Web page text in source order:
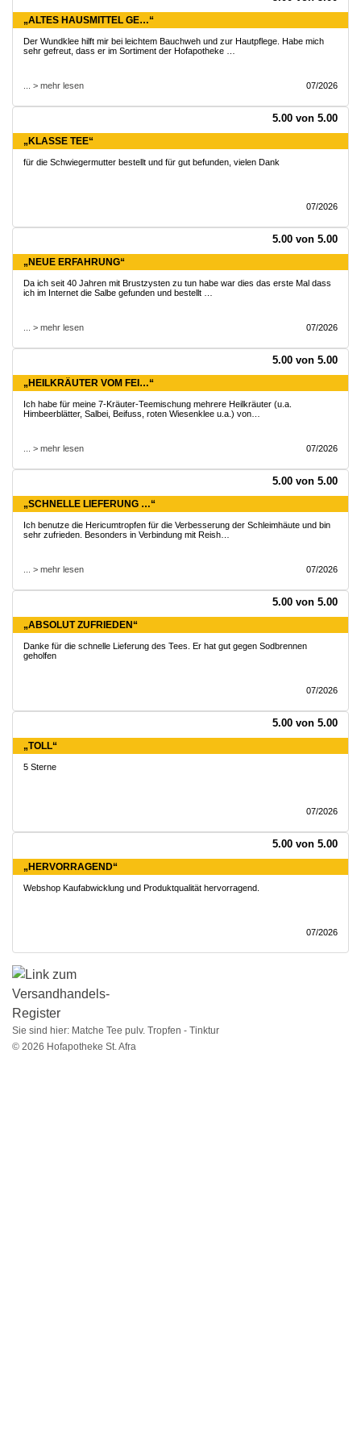
„ALTES HAUSMITTEL GE…“
Der Wundklee hilft mir bei leichtem Bauchweh und zur Hautpflege. Habe mich
sehr gefreut, dass er im Sortiment der Hofapotheke …
... > mehr lesen 07/2026
5.00 von 5.00
„KLASSE TEE“
für die Schwiegermutter bestellt und für gut befunden, vielen Dank
07/2026
5.00 von 5.00
„NEUE ERFAHRUNG“
Da ich seit 40 Jahren mit Brustzysten zu tun habe war dies das erste Mal dass
ich im Internet die Salbe gefunden und bestellt …
... > mehr lesen 07/2026
5.00 von 5.00
„HEILKRÄUTER VOM FEI…“
Ich habe für meine 7-Kräuter-Teemischung mehrere Heilkräuter (u.a.
Himbeerblätter, Salbei, Beifuss, roten Wiesenklee u.a.) von…
... > mehr lesen 07/2026
5.00 von 5.00
„SCHNELLE LIEFERUNG …“
Ich benutze die Hericumtropfen für die Verbesserung der Schleimhäute und bin
sehr zufrieden. Besonders in Verbindung mit Reish…
... > mehr lesen 07/2026
5.00 von 5.00
„ABSOLUT ZUFRIEDEN“
Danke für die schnelle Lieferung des Tees. Er hat gut gegen Sodbrennen
geholfen
07/2026
5.00 von 5.00
„TOLL“
5 Sterne
07/2026
5.00 von 5.00
„HERVORRAGEND“
Webshop Kaufabwicklung und Produktqualität hervorragend.
07/2026
Sie sind hier: Matche Tee pulv. Tropfen - Tinktur
© 2026 Hofapotheke St. Afra